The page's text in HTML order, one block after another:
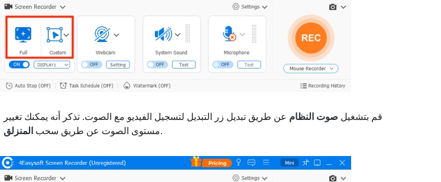
قم بتشغيل صوت النظام عن طريق تبديل زر التبديل لتسجيل الفيديو مع الصوت. تذكر أنه يمكنك تغيير
مستوى الصوت عن طريق سحب المنزلق .